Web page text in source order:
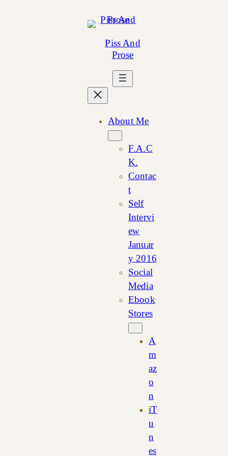
Piss And
Prose
About Me
F.A.C
K.
Contac
t
Self
Intervi
ew
Januar
y 2016
Social
Media
Ebook
Stores
A
m
az
o
n
iT
u
n
es